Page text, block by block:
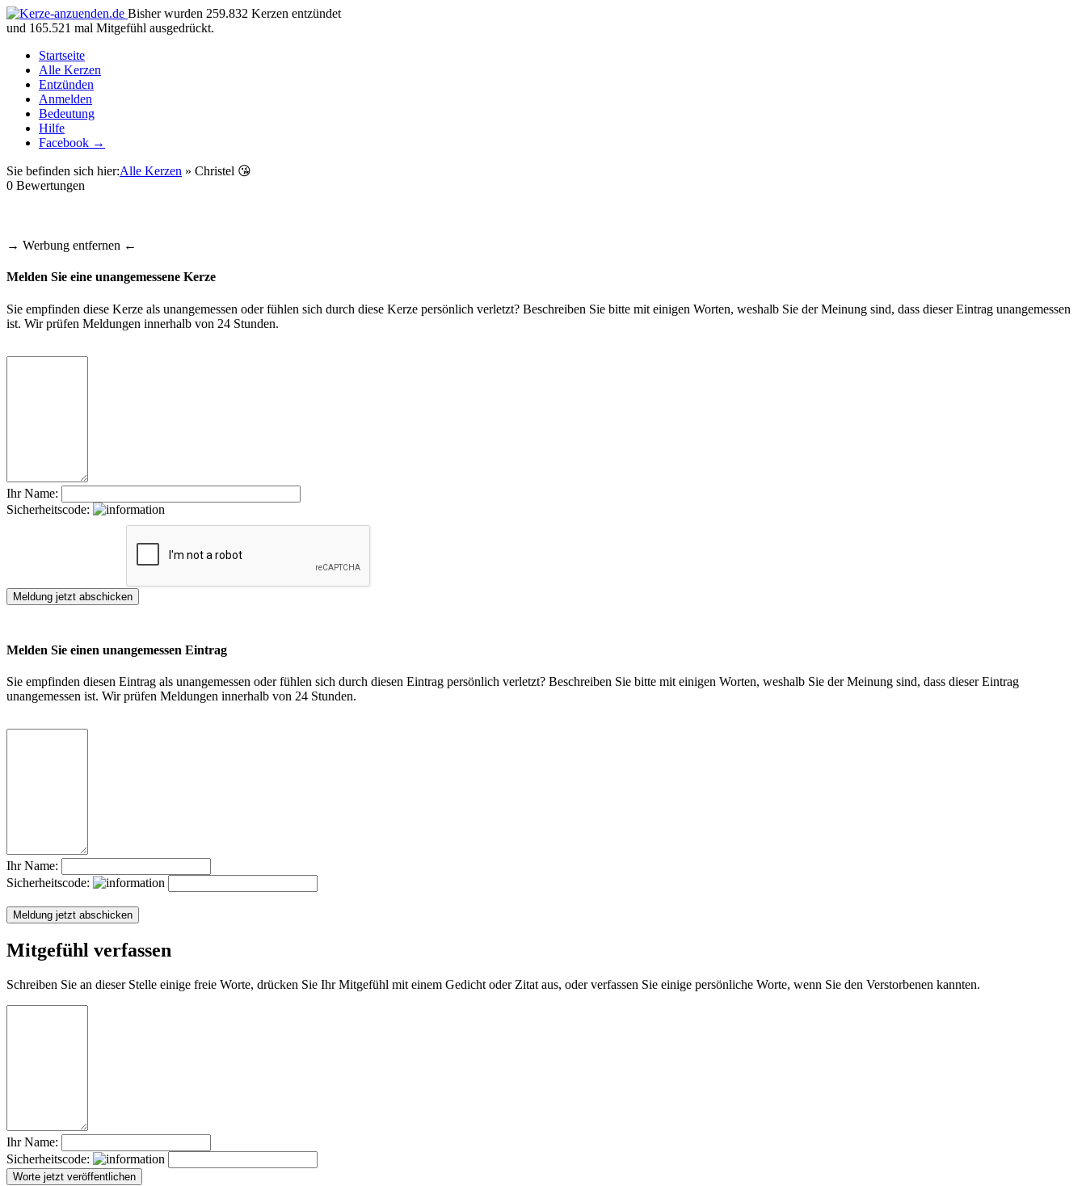
Bisher wurden 259.832 Kerzen entzündet
und 165.521 mal Mitgefühl ausgedrückt.
Startseite
Alle Kerzen
Entzünden
Anmelden
Bedeutung
Hilfe
Facebook →
Sie befinden sich hier:Alle Kerzen » Christel 😘
0 Bewertungen
→ Werbung entfernen ←
Melden Sie eine unangemessene Kerze
Sie empfinden diese Kerze als unangemessen oder fühlen sich durch diese Kerze persönlich verletzt? Beschreiben Sie bitte mit einigen Worten, weshalb Sie der Meinung sind, dass dieser Eintrag unangemessen
ist. Wir prüfen Meldungen innerhalb von 24 Stunden.
Ihr Name:
Sicherheitscode:
Melden Sie einen unangemessen Eintrag
Sie empfinden diesen Eintrag als unangemessen oder fühlen sich durch diesen Eintrag persönlich verletzt? Beschreiben Sie bitte mit einigen Worten, weshalb Sie der Meinung sind, dass dieser Eintrag
unangemessen ist. Wir prüfen Meldungen innerhalb von 24 Stunden.
Ihr Name:
Sicherheitscode:
Mitgefühl verfassen
Schreiben Sie an dieser Stelle einige freie Worte, drücken Sie Ihr Mitgefühl mit einem Gedicht oder Zitat aus, oder verfassen Sie einige persönliche Worte, wenn Sie den Verstorbenen kannten.
Ihr Name:
Sicherheitscode: